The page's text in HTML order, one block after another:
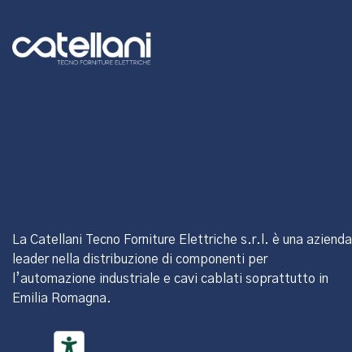
La Catellani Tecno Forniture Elettriche s.r.l. è una azienda
leader nella distribuzione di componenti per
l’automazione industriale e cavi cablati soprattutto in
Emilia Romagna.